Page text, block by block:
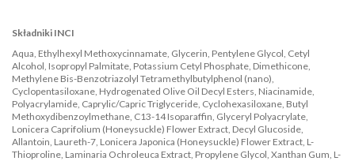
Składniki INCI
Aqua, Ethylhexyl Methoxycinnamate, Glycerin, Pentylene Glycol, Cetyl
Alcohol, Isopropyl Palmitate, Potassium Cetyl Phosphate, Dimethicone,
Methylene Bis-Benzotriazolyl Tetramethylbutylphenol (nano),
Cyclopentasiloxane, Hydrogenated Olive Oil Decyl Esters, Niacinamide,
Polyacrylamide, Caprylic/Capric Triglyceride, Cyclohexasiloxane, Butyl
Methoxydibenzoylmethane, C13-14 Isoparaffin, Glyceryl Polyacrylate,
Lonicera Caprifolium (Honeysuckle) Flower Extract, Decyl Glucoside,
Allantoin, Laureth-7, Lonicera Japonica (Honeysuckle) Flower Extract, L-
Thioproline, Laminaria Ochroleuca Extract, Propylene Glycol, Xanthan Gum, L-